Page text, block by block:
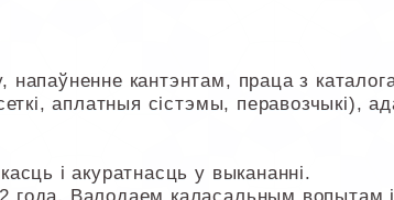
кантэнтам, праца з
аплатныя сістэмы, перавозчыкі),
і акуратнасць у выкананні.
года. Валодаем каласальным